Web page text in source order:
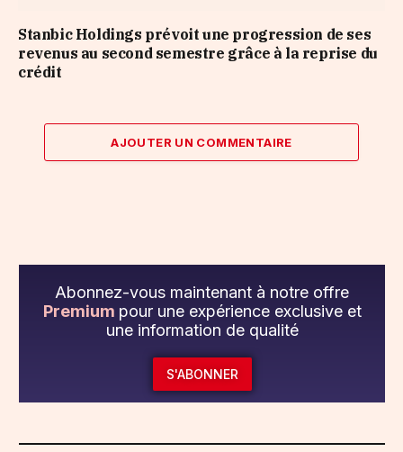
Stanbic Holdings prévoit une progression de ses
revenus au second semestre grâce à la reprise du
crédit
AJOUTER UN COMMENTAIRE
Abonnez-vous maintenant à notre offre
Premium pour une expérience exclusive et
une information de qualité
S'ABONNER